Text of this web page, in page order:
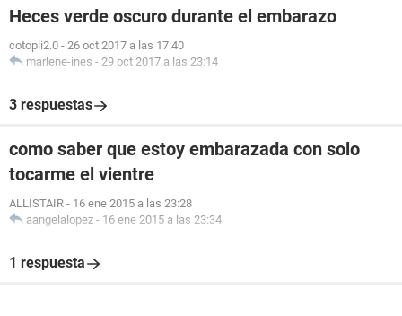
Heces verde oscuro durante el embarazo
cotopli2.0 - 26 oct 2017 a las 17:40
marlene-ines - 29 oct 2017 a las 23:14
3 respuestas
como saber que estoy embarazada con solo
tocarme el vientre
ALLISTAIR - 16 ene 2015 a las 23:28
aangelalopez - 16 ene 2015 a las 23:34
1 respuesta